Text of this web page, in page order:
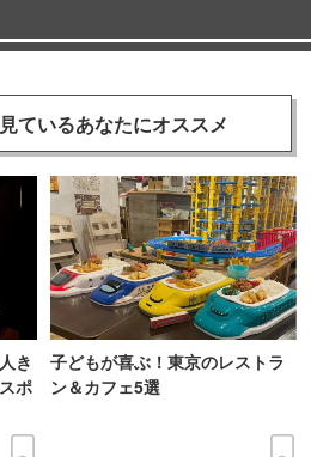
ているあなたにオススメ
き
ポ
子どもが喜ぶ！東京のレストラ
ン＆カフェ5選